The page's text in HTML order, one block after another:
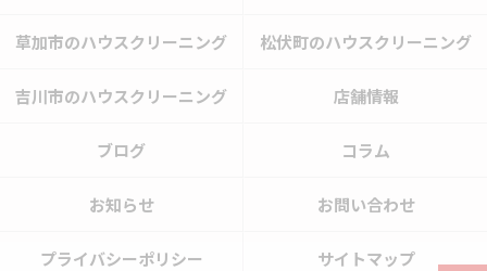
草加市のハウスクリーニング 松伏町のハウスクリーニング
吉川市のハウスクリーニング 店舗情報
ブログ コラム
お知らせ お問い合わせ
プライバシーポリシー サイトマップ